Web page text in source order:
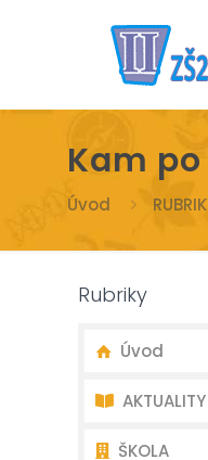
Kam
Úvod
Rubriky
Úvod
AKTUALITY
ŠKOLA